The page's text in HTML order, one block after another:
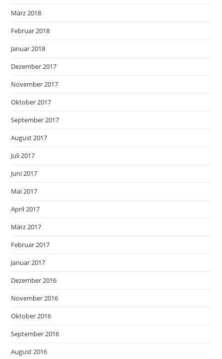
März 2018
Februar 2018
Januar 2018
Dezember 2017
November 2017
Oktober 2017
September 2017
August 2017
Juli 2017
Juni 2017
Mai 2017
April 2017
März 2017
Februar 2017
Januar 2017
Dezember 2016
November 2016
Oktober 2016
September 2016
August 2016